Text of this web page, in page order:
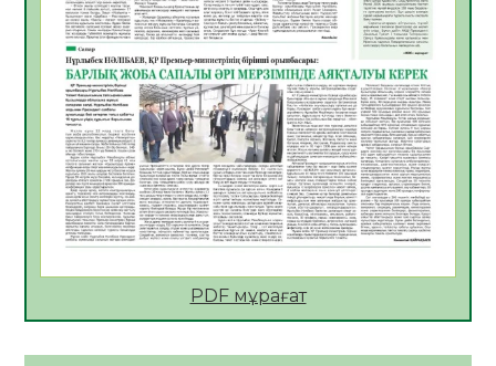
Open Air: Қызылорда облысы полиция
департаменті 20 мыңнан астам
көрерменнің қауіпсіздігін қамтамасыз етті
06.08.2026
40
ҚЫЗЫЛОРДАДА «САНАЛЫ ҰРПАҚ –
ЖАРҚЫН БОЛАШАҚ» АТТЫ КЕҢЕЙТІЛГЕН
МӘЖІЛІС ӨТТІ
05.08.2026
41
Қазақстан Орталық Азиядағы көшуге ең
азаматтың міндеті
PDF мұрағат